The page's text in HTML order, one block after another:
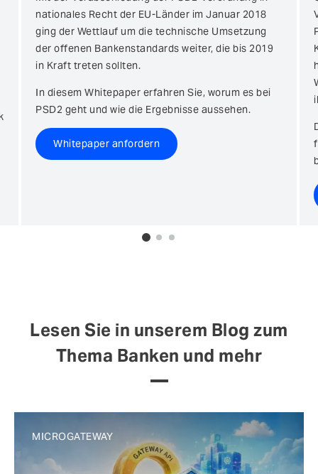
nationales Recht der EU-Länder im Januar 2018
ging der Wettlauf um die technische Umsetzung
der offenen Bankenstandards weiter, die bis 2019
in Kraft treten sollten.
In diesem Whitepaper erfahren Sie, worum es bei
PSD2 geht und wie die Ergebnisse aussehen.
Whitepaper anfordern
0 1 2
Lesen Sie in unserem Blog zum
Thema Banken und mehr
MICROGATEWAY